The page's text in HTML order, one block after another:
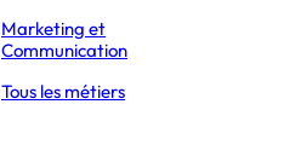
Partir à l’étranger
Marketing et
Communication
Tous les métiers